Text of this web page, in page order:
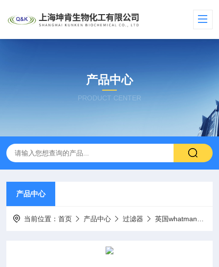
产品中心
PRODUCT CENTER
产品中心
当前位置：首页 产品中心 过滤器 英国whatman过滤纸、过滤膜